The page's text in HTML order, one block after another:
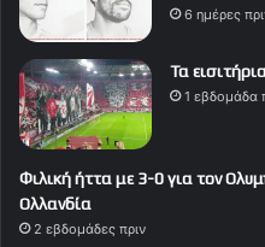
6 ημέρες
Τα
1 εβδομάδα
Φιλική ήττα με 3-0 για τον
Ολλανδία
2 εβδομάδες πριν